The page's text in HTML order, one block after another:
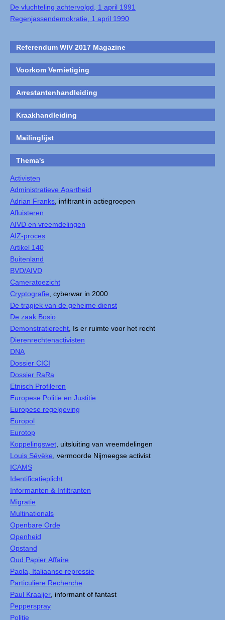
De vluchteling achtervolgd, 1 april 1991
Regenjassendemokratie, 1 april 1990
Referendum WIV 2017 Magazine
Voorkom Vernietiging
Arrestantenhandleiding
Kraakhandleiding
Mailinglijst
Thema's
Activisten
Administratieve Apartheid
Adrian Franks , infiltrant in actiegroepen
Afluisteren
AIVD en vreemdelingen
AIZ-proces
Artikel 140
Buitenland
BVD/AIVD
Cameratoezicht
Cryptografie , cyberwar in 2000
De tragiek van de geheime dienst
De zaak Bosio
Demonstratierecht , Is er ruimte voor het recht
Dierenrechtenactivisten
DNA
Dossier CICI
Dossier RaRa
Etnisch Profileren
Europese Politie en Justitie
Europese regelgeving
Europol
Eurotop
Koppelingswet , uitsluiting van vreemdelingen
Louis Sévèke , vermoorde Nijmeegse activist
ICAMS
Identificatieplicht
Informanten & Infiltranten
Migratie
Multinationals
Openbare Orde
Openheid
Opstand
Oud Papier Affaire
Paola, Italiaanse repressie
Particuliere Recherche
Paul Kraaijer , informant of fantast
Pepperspray
Politie